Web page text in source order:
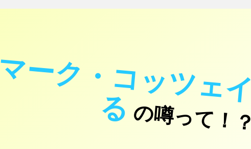
マーク・コッツェイ
る の噂って！？